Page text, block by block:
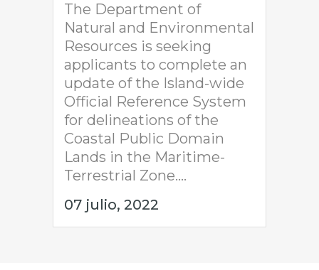
The Department of
Natural and Environmental
Resources is seeking
applicants to complete an
update of the Island-wide
Official Reference System
for delineations of the
Coastal Public Domain
Lands in the Maritime-
Terrestrial Zone....
07 julio, 2022